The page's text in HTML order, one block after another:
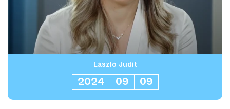
László Judit
2024 09 09